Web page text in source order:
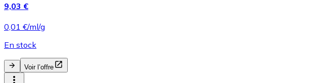
9,03 €
0,01 €/ml/g
En stock
Voir l’offre